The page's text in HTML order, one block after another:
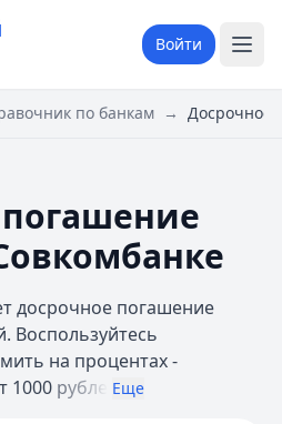
Войти
по банкам → Досрочное
досрочное погашение
Воспользуйтесь
на процентах -
1000 рубле Еще